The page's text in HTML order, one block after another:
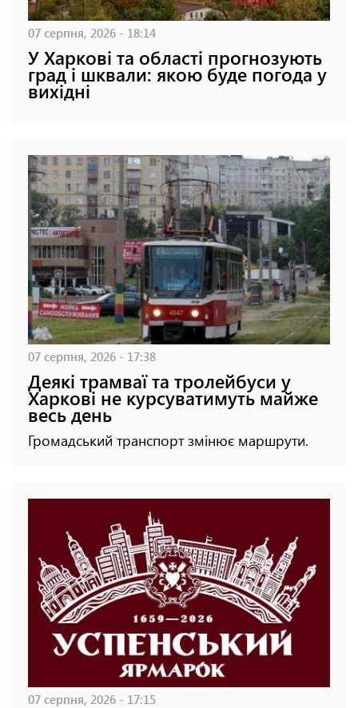
07 серпня, 2026 - 18:14
У Харкові та області прогнозують
град і шквали: якою буде погода у
вихідні
07 серпня, 2026 - 17:38
Деякі трамваї та тролейбуси у
Харкові не курсуватимуть майже
весь день
Громадський транспорт змінює маршрути.
07 серпня, 2026 - 17:15